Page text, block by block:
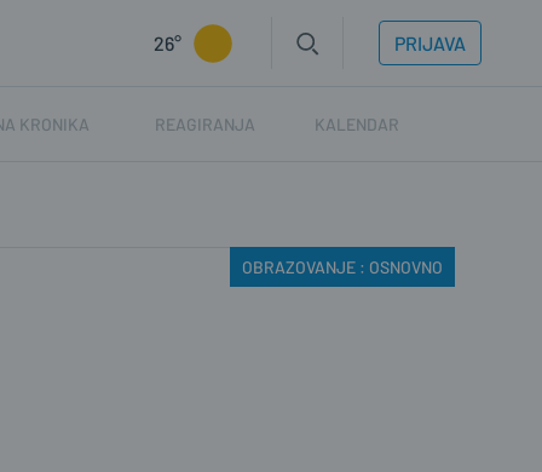
26° PRIJAVA
KRONIKA REAGIRANJA KALENDAR
OBRAZOVANJE : OSNOVNO